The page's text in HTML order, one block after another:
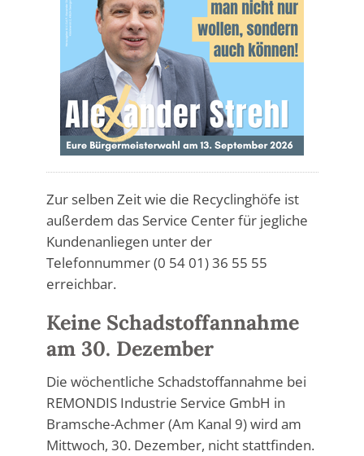
Zur selben Zeit wie die Recyclinghöfe ist
außerdem das Service Center für jegliche
Kundenanliegen unter der
Telefonnummer (0 54 01) 36 55 55
erreichbar.
Keine Schadstoffannahme
am 30. Dezember
Die wöchentliche Schadstoffannahme bei
REMONDIS Industrie Service GmbH in
Bramsche-Achmer (Am Kanal 9) wird am
Mittwoch, 30. Dezember, nicht stattfinden.